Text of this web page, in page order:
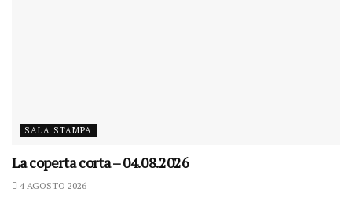
SALA STAMPA
La coperta corta – 04.08.2026
4 AGOSTO 2026